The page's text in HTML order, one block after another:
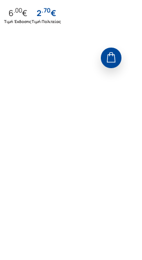
6.00€
Τιμή Έκδοσης
2.70€
Τιμή Πολιτείας